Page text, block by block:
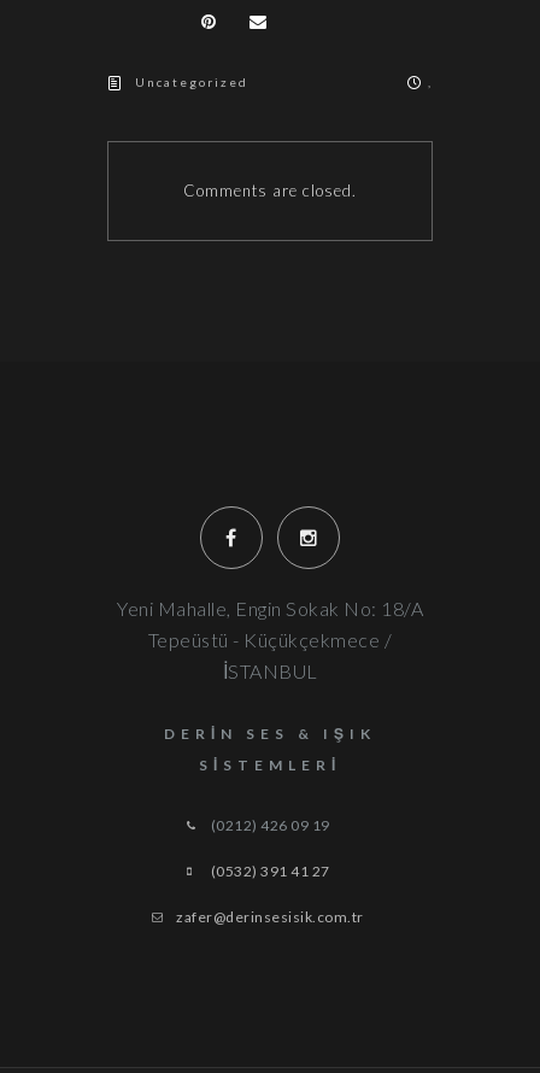
Uncategorized
Comments are closed.
Yeni Mahalle, Engin Sokak No: 18/A
Tepeüstü - Küçükçekmece /
İSTANBUL
DERIN SES & IŞIK
SISTEMLERI
(0212) 426 09 19
(0532) 391 41 27
zafer@derinsesisik.com.tr